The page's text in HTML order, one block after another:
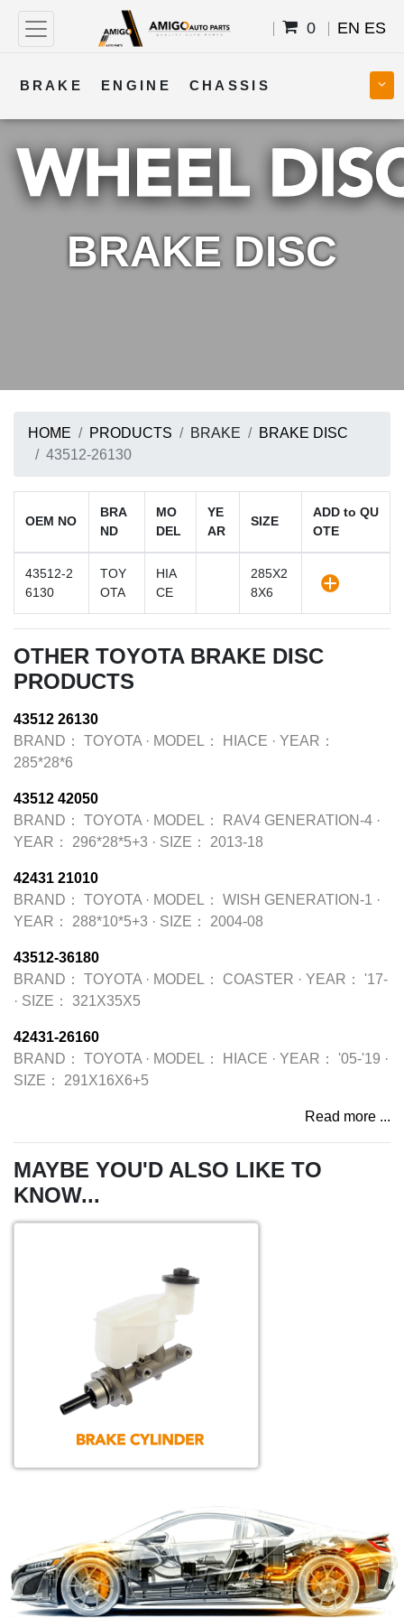
0 EN ES
BRAKE ENGINE CHASSIS
COOLING STEERING BODY
TRANSMISSION FUEL ELECTRICAL
BRAKE DISC
HOME PRODUCTS BRAKE
BRAKE DISC
43512-26130
OEM NO
BRA
ND
MO
DEL
YE
AR
SIZE
ADD to QU
OTE
43512-2
6130
TOY
OTA
HIA
CE
285X2
8X6
OTHER TOYOTA BRAKE DISC
PRODUCTS
43512 26130
BRAND：
TOYOTA · MODEL： HIACE · YEAR：
285*28*6
43512 42050
BRAND：
TOYOTA · MODEL： RAV4 GENERATION-4 ·
YEAR：
296*28*5+3 · SIZE： 2013-18
42431 21010
BRAND：
TOYOTA · MODEL： WISH GENERATION-1 ·
YEAR：
288*10*5+3 · SIZE： 2004-08
43512-36180
BRAND：
TOYOTA · MODEL： COASTER · YEAR：
'17-
· SIZE： 321X35X5
42431-26160
BRAND：
TOYOTA · MODEL： HIACE · YEAR： '05-'19 ·
SIZE：
291X16X6+5
Read more ...
MAYBE YOU'D ALSO LIKE TO
KNOW...